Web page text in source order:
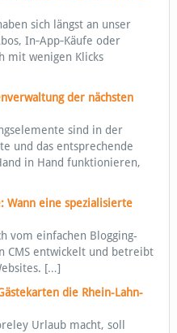
sich längst an unser
In‑App‑Käufe oder
mit wenigen Klicks
der nächsten
sind in der
und das entsprechende
in Hand funktionieren,
Wann eine spezialisierte
vom einfachen Blogging-
CMS entwickelt und betreibt
[…]
die Rhein-Lahn-
Urlaub macht, soll